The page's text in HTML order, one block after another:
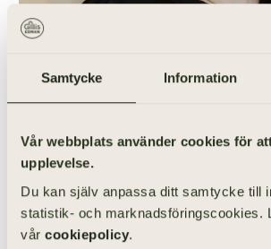
Samtycke Information
Vår webbplats använder cookies för
upplevelse.
Du kan själv anpassa ditt samtycke till
statistik- och marknadsföringscookies.
vår cookiepolicy.
031-355 40 55
Vill du anordna en
Hisings Backa? Prata